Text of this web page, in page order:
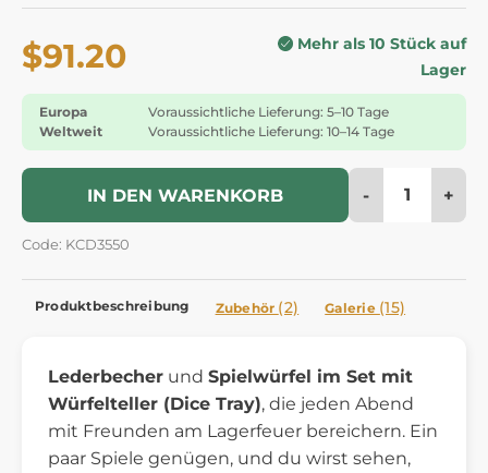
$91.20
Mehr als 10 Stück auf
Lager
Europa
Voraussichtliche Lieferung: 5–10 Tage
Weltweit
Voraussichtliche Lieferung: 10–14 Tage
IN DEN WARENKORB - +
Code: KCD3550
Produktbeschreibung Zubehör (2) Galerie (15)
Lederbecher und Spielwürfel im Set mit
Würfelteller (Dice Tray), die jeden Abend
mit Freunden am Lagerfeuer bereichern. Ein
paar Spiele genügen, und du wirst sehen,